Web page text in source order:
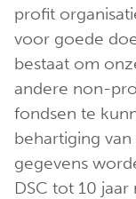
profit
voor goede
bestaat om
andere non-
fondsen te
behartiging
gegevens
DSC tot 10